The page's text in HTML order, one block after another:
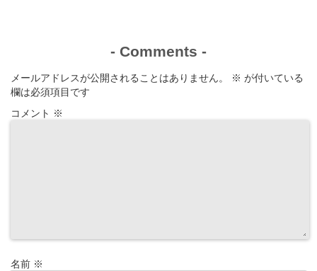
- Comments -
メールアドレスが公開されることはありません。 ※ が付いている
欄は必須項目です
コメント ※
名前 ※